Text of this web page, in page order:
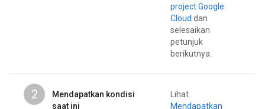
project Google
Cloud dan
selesaikan
petunjuk
berikutnya.
2
Mendapatkan kondisi
saat ini
Lihat
Mendapatkan